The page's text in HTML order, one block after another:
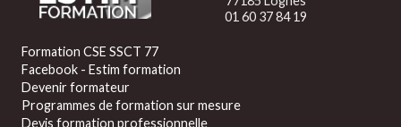
01 60 37 84 19
Formation CSE SSCT 77
Facebook - Estim formation
Devenir formateur
Programmes de formation sur mesure
Devis formation professionnelle